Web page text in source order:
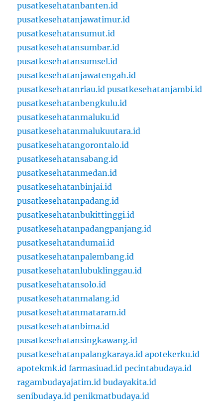
pusatkesehatanbanten.id
pusatkesehatanjawatimur.id
pusatkesehatansumut.id
pusatkesehatansumbar.id
pusatkesehatansumsel.id
pusatkesehatanjawatengah.id
pusatkesehatanriau.id pusatkesehatanjambi.id
pusatkesehatanbengkulu.id
pusatkesehatanmaluku.id
pusatkesehatanmalukuutara.id
pusatkesehatangorontalo.id
pusatkesehatansabang.id
pusatkesehatanmedan.id
pusatkesehatanbinjai.id
pusatkesehatanpadang.id
pusatkesehatanbukittinggi.id
pusatkesehatanpadangpanjang.id
pusatkesehatandumai.id
pusatkesehatanpalembang.id
pusatkesehatanlubuklinggau.id
pusatkesehatansolo.id
pusatkesehatanmalang.id
pusatkesehatanmataram.id
pusatkesehatanbima.id
pusatkesehatansingkawang.id
pusatkesehatanpalangkaraya.id apotekerku.id
apotekmk.id farmasiuad.id pecintabudaya.id
ragambudayajatim.id budayakita.id
senibudaya.id penikmatbudaya.id